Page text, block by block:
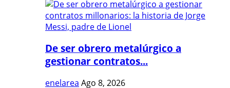
De ser obrero metalúrgico a
gestionar contratos...
enelarea Ago 8, 2026